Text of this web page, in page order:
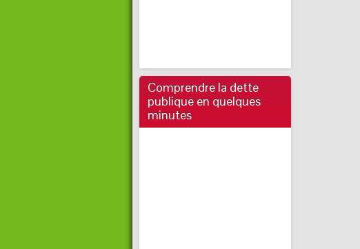
Comprendre la dette
publique en quelques
minutes